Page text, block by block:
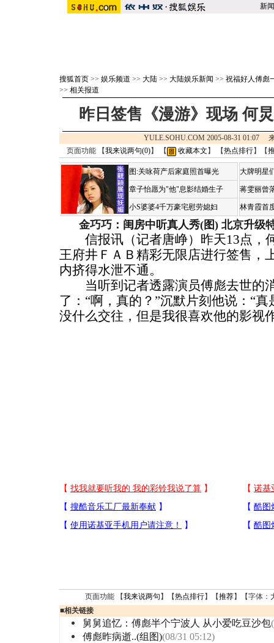
新闻
搜狐首页 >> 娱乐频道 >> 大陆 >> 大陆娱乐新闻 >> 祝福好人傅彪
>> 相关报道
昨日签售《漫游》现场 何
YULE.SOHU.COM 2005-08-31 01:07
页面功能 【我来说两句(0)】 【 收藏本文 】 【热点排行】【
图:关咏荷产后家庭照首曝光
章子怡愿为"他"息影结婚生子
小S婆婆4千万豪宅慰劳媳妇
大牌明星
蒋雯丽曾
林青霞首
金巧巧：闺房中听真人秀(图) 北京升级
信报讯（记者唐峥）昨天13点，
王府井ＦＡＢ精彩无限店进行签售，
内挤得水泄不通。
当听到记者透露演员傅彪去世的
了：“啊，真的？”沉默片刻他说：“
没什么交往，但是我很喜欢他的影
页面功能 【我来说两句 】【热点排行】【推荐】【字体：
■相关链接
舅舅追忆：傅彪半个宁波人 从小爱吃豆沙包
傅彪昨病逝..(组图)(08/31 05:12)